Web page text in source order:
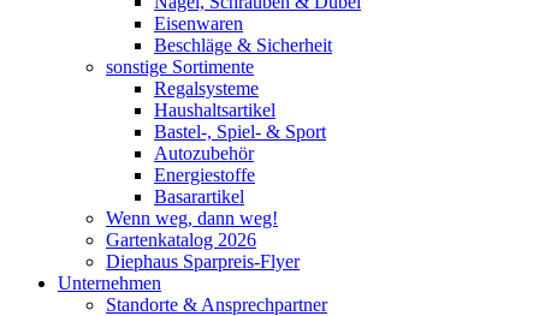
Eisenwaren
Beschläge & Sicherheit
sonstige Sortimente
Regalsysteme
Haushaltsartikel
Bastel-, Spiel- & Sport
Autozubehör
Energiestoffe
Basarartikel
Wenn weg, dann weg!
Gartenkatalog 2026
Diephaus Sparpreis-Flyer
Unternehmen
Standorte & Ansprechpartner